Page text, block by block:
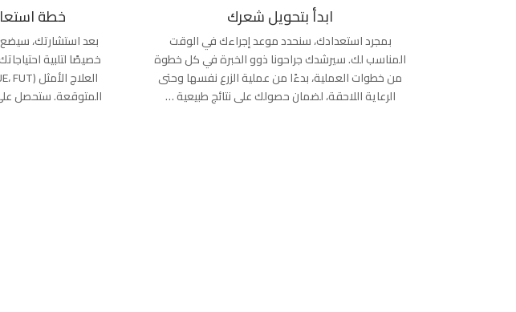
خطة
بعد استشارتك،
خصيصًا لتلبية
المتوقعة. ستحصل
ابدأ بتحويل شعرك
بمجرد استعدادك، سنحدد موعد إجراءك في الوقت
المناسب لك. سيرشدك جراحونا ذوو الخبرة في كل خطوة
من خطوات العملية، بدءًا من عملية الزرع نفسها وحتى
الرعاية اللاحقة، لضمان حصولك على نتائج طبيعية …